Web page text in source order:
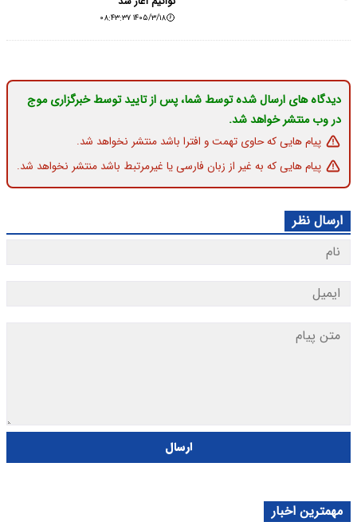
۱۴۰۵/۳/۱۸ ۰۸:۴۳:۳۷
دیدگاه های ارسال شده توسط شما، پس از تایید توسط خبرگزاری موج
در وب منتشر خواهد شد.
پیام هایی که حاوی تهمت و افترا باشد منتشر نخواهد شد.
پیام هایی که به غیر از زبان فارسی یا غیرمرتبط باشد منتشر نخواهد شد.
ارسال نظر
ارسال
مهمترین اخبار